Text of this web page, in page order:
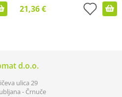
21,36 €
d.o.o.
ulica 29
- Črnuče